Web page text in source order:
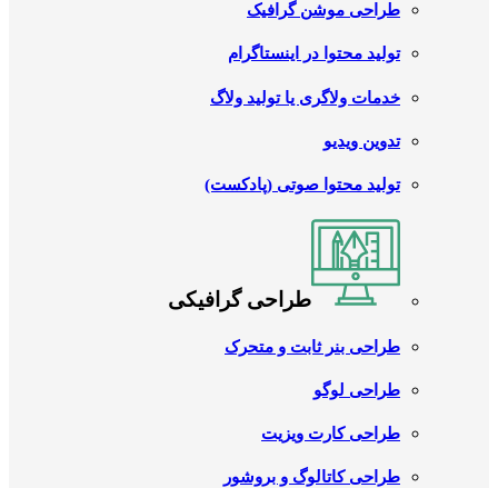
طراحی موشن گرافیک
تولید محتوا در اینستاگرام
خدمات ولاگری یا تولید ولاگ
تدوین ویدیو
تولید محتوا صوتی (پادکست)
طراحی گرافیکی
طراحی بنر ثابت و متحرک
طراحی لوگو
طراحی کارت ویزیت
طراحی کاتالوگ و بروشور